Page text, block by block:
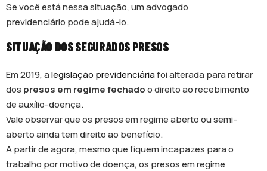
Se você está nessa situação, um advogado
previdenciário pode ajudá-lo.
SITUAÇÃO DOS SEGURADOS PRESOS
Em 2019, alegislação previdenciáriafoi alterada para retirar
dos presos em regime fechadoo direito ao recebimento
de auxílio-doença.
Vale observar que os presos em regime aberto ou semi-
aberto ainda tem direito ao benefício.
A partir de agora, mesmo que fiquem incapazes para o
trabalho por motivo de doença, os presos em regime